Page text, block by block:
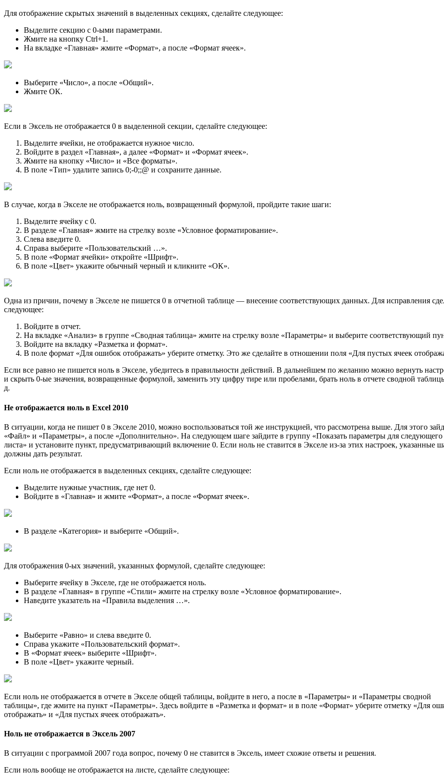
Для отображение скрытых значений в выделенных секциях, сделайте следующее:
Выделите секцию с 0-ыми параметрами.
Жмите на кнопку Ctrl+1.
На вкладке «Главная» жмите «Формат», а после «Формат ячеек».
Выберите «Число», а после «Общий».
Жмите ОК.
Если в Эксель не отображается 0 в выделенной секции, сделайте следующее:
Выделите ячейки, не отображается нужное число.
Войдите в раздел «Главная», а далее «Формат» и «Формат ячеек».
Жмите на кнопку «Число» и «Все форматы».
В поле «Тип» удалите запись 0;-0;;@ и сохраните данные.
В случае, когда в Экселе не отображается ноль, возвращенный формулой, пройдите такие шаги:
Выделите ячейку с 0.
В разделе «Главная» жмите на стрелку возле «Условное форматирование».
Слева введите 0.
Справа выберите «Пользовательский …».
В поле «Формат ячейки» откройте «Шрифт».
В поле «Цвет» укажите обычный черный и кликните «ОК».
Одна из причин, почему в Экселе не пишется 0 в отчетной таблице — внесение соответствующих данных. Для исправления
следующее:
Войдите в отчет.
На вкладке «Анализ» в группе «Сводная таблица» жмите на стрелку возле «Параметры» и выберите соответствующий
Войдите на вкладку «Разметка и формат».
В поле формат «Для ошибок отображать» уберите отметку. Это же сделайте в отношении поля «Для пустых ячеек
Если все равно не пишется ноль в Экселе, убедитесь в правильности действий. В дальнейшем по желанию можно вернуть
и скрыть 0-ые значения, возвращенные формулой, заменить эту цифру тире или пробелами, брать ноль в отчете сводной
д.
Не отображается ноль в Excel 2010
В ситуации, когда не пишет 0 в Экселе 2010, можно воспользоваться той же инструкцией, что рассмотрена выше. Для этого
«Файл» и «Параметры», а после «Дополнительно». На следующем шаге зайдите в группу «Показать параметры для следующего
листа» и установите пункт, предусматривающий включение 0. Если ноль не ставится в Экселе из-за этих настроек, указанные
должны дать результат.
Если ноль не отображается в выделенных секциях, сделайте следующее:
Выделите нужные участник, где нет 0.
Войдите в «Главная» и жмите «Формат», а после «Формат ячеек».
В разделе «Категория» и выберите «Общий».
Для отображения 0-ых значений, указанных формулой, сделайте следующее:
Выберите ячейку в Экселе, где не отображается ноль.
В разделе «Главная» в группе «Стили» жмите на стрелку возле «Условное форматирование».
Наведите указатель на «Правила выделения …».
Выберите «Равно» и слева введите 0.
Справа укажите «Пользовательский формат».
В «Формат ячеек» выберите «Шрифт».
В поле «Цвет» укажите черный.
Если ноль не отображается в отчете в Экселе общей таблицы, войдите в него, а после в «Параметры» и «Параметры сводной
таблицы», где жмите на пункт «Параметры». Здесь войдите в «Разметка и формат» и в поле «Формат» уберите отметку «Для
отображать» и «Для пустых ячеек отображать».
Ноль не отображается в Эксель 2007
В ситуации с программой 2007 года вопрос, почему 0 не ставится в Эксель, имеет схожие ответы и решения.
Если ноль вообще не отображается на листе, сделайте следующее: